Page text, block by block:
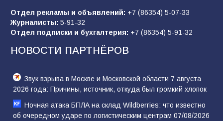
«Слухами Москву не возьмёшь»: почему
заявления Киева о мобилизации — это
отчаяние, а не разведка
81 02.08.2026
Отдел рекламы и объявлений: +7 (86354) 5-07-33
Журналисты: 5-91-32
Отдел подписки и бухгалтерия: +7 (86354) 5-91-32
НОВОСТИ ПАРТНЁРОВ
Звук взрыва в Москве и Московской области 7 августа
2026 года: Причины, источник, откуда был громкий хлопок
Ночная атака БПЛА на склад Wildberries: что известно
об очередном ударе по логистическим центрам 07/08/2026